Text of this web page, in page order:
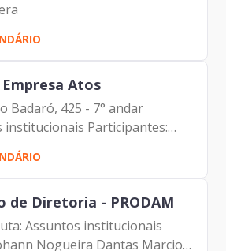
Atos
Badaró, 425 - 7° andar
institucionais Participantes:
Dantas (Prodam) Nelson
Beato (Atos) Leme Junior
de Diretoria - PRODAM
Assuntos institucionais
Nogueira Dantas Marcio